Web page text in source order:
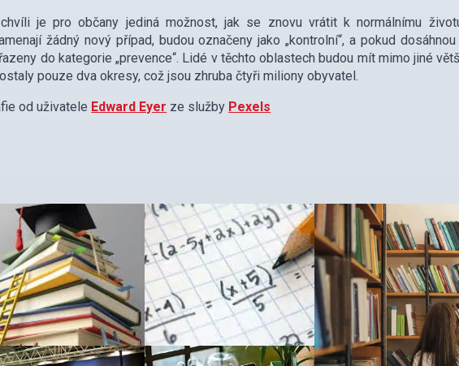
je pro občany jediná možnost, jak se znovu vrátit k normálnímu
žádný nový případ, budou označeny jako „kontrolní“, a pokud
do kategorie „prevence“. Lidé v těchto oblastech budou mít mimo jiné
pouze dva okresy, což jsou zhruba čtyři miliony obyvatel.
od uživatele Edward Eyer ze služby Pexels